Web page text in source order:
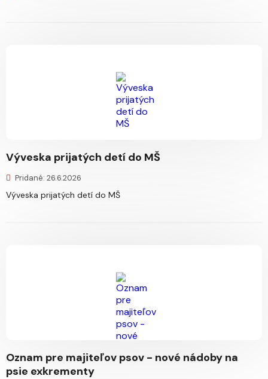
Výveska prijatých detí do MŠ
Pridané: 26.6.2026
Výveska prijatých detí do MŠ
Oznam pre majiteľov psov - nové nádoby na
psie exkrementy